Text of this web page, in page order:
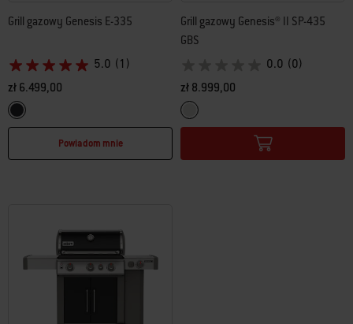
Grill gazowy Genesis E-335
5.0 (1)
zł 6.499,00
Color Options
Czarny
Powiadom mnie
Grill gazowy Genesis® II SP-435
GBS
0.0 (0)
zł 8.999,00
Color Options
Stal nierdzewna